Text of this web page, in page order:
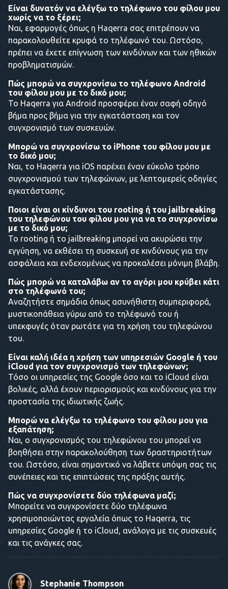
Είναι δυνατόν να ελέγξω το τηλέφωνο του φίλου μου
χωρίς να το ξέρει;
Ναι, εφαρμογές όπως η Haqerra σας επιτρέπουν να
παρακολουθείτε κρυφά το τηλέφωνό του. Ωστόσο,
πρέπει να έχετε επίγνωση των κινδύνων και των ηθικών
προβληματισμών.
Πώς μπορώ να συγχρονίσω το τηλέφωνο Android
του φίλου μου με το δικό μου;
Το Haqerra για Android προσφέρει έναν σαφή οδηγό
βήμα προς βήμα για την εγκατάσταση και τον
συγχρονισμό των συσκευών.
Μπορώ να συγχρονίσω το iPhone του φίλου μου με
το δικό μου;
Ναι, το Haqerra για iOS παρέχει έναν εύκολο τρόπο
συγχρονισμού των τηλεφώνων, με λεπτομερείς οδηγίες
εγκατάστασης.
Ποιοι είναι οι κίνδυνοι του rooting ή του jailbreaking
του τηλεφώνου του φίλου μου για να το συγχρονίσω
με το δικό μου;
Το rooting ή το jailbreaking μπορεί να ακυρώσει την
εγγύηση, να εκθέσει τη συσκευή σε κινδύνους για την
ασφάλεια και ενδεχομένως να προκαλέσει μόνιμη βλάβη.
Πώς μπορώ να καταλάβω αν το αγόρι μου κρύβει κάτι
στο τηλέφωνό του;
Αναζητήστε σημάδια όπως ασυνήθιστη συμπεριφορά,
μυστικοπάθεια γύρω από το τηλέφωνό του ή
υπεκφυγές όταν ρωτάτε για τη χρήση του τηλεφώνου
του.
Είναι καλή ιδέα η χρήση των υπηρεσιών Google ή του
iCloud για τον συγχρονισμό των τηλεφώνων;
Τόσο οι υπηρεσίες της Google όσο και το iCloud είναι
βολικές, αλλά έχουν περιορισμούς και κινδύνους για την
προστασία της ιδιωτικής ζωής.
Μπορώ να ελέγξω το τηλέφωνο του φίλου μου για
εξαπάτηση;
Ναι, ο συγχρονισμός του τηλεφώνου του μπορεί να
βοηθήσει στην παρακολούθηση των δραστηριοτήτων
του. Ωστόσο, είναι σημαντικό να λάβετε υπόψη σας τις
συνέπειες και τις επιπτώσεις της πράξης αυτής.
Πώς να συγχρονίσετε δύο τηλέφωνα μαζί;
Μπορείτε να συγχρονίσετε δύο τηλέφωνα
χρησιμοποιώντας εργαλεία όπως το Haqerra, τις
υπηρεσίες Google ή το iCloud, ανάλογα με τις συσκευές
και τις ανάγκες σας.
Stephanie Thompson